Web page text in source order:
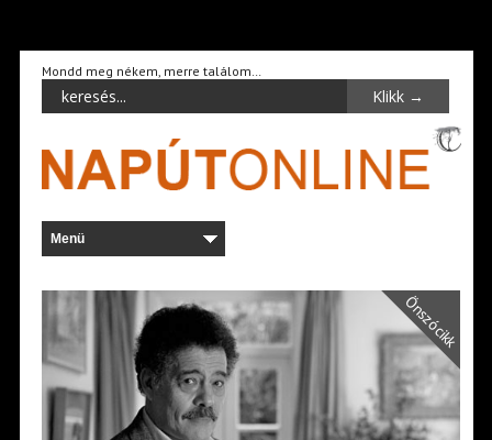
Mondd meg nékem, merre találom…
Önszócikk